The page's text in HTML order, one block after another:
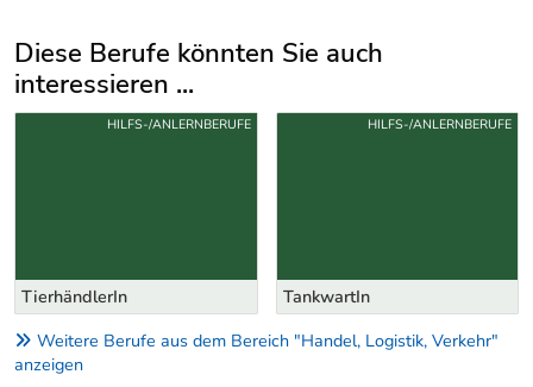
Diese Berufe könnten Sie auch
interessieren ...
Uber weitere Berufsvorschläge
TierhändlerIn
HILFS-/ANLERNBERUFE
TankwartIn
HILFS-/ANLERNBERUFE
Weitere Berufe aus dem Bereich "Handel, Logistik, Verkehr"
anzeigen